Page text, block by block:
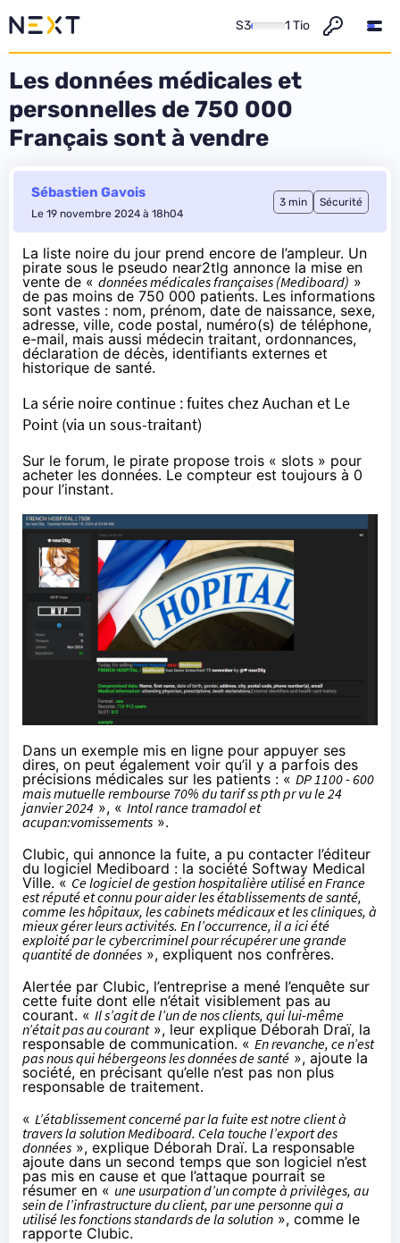
S3 1 Tio
Les données médicales et
personnelles de 750 000
Français sont à vendre
Sébastien Gavois
Le 19 novembre 2024 à 18h04
3 min Sécurité
La liste noire du jour prend encore de l’ampleur. Un
pirate sous le pseudo near2tlg annonce la mise en
vente de « données médicales françaises (Mediboard) »
de pas moins de 750 000 patients. Les informations
sont vastes : nom, prénom, date de naissance, sexe,
adresse, ville, code postal, numéro(s) de téléphone,
e-mail, mais aussi médecin traitant, ordonnances,
déclaration de décès, identifiants externes et
historique de santé.
La série noire continue : fuites chez Auchan et Le
Point (via un sous-traitant)
Sur le forum, le pirate propose trois « slots » pour
acheter les données. Le compteur est toujours à 0
pour l’instant.
Dans un exemple mis en ligne pour appuyer ses
dires, on peut également voir qu’il y a parfois des
précisions médicales sur les patients : « DP 1100 - 600
mais mutuelle rembourse 70% du tarif ss pth pr vu le 24
janvier 2024 », « Intol rance tramadol et
acupan:vomissements ».
Clubic, qui annonce la fuite, a pu contacter l’éditeur
du logiciel Mediboard : la société Softway Medical
Ville. « Ce logiciel de gestion hospitalière utilisé en France
est réputé et connu pour aider les établissements de santé,
comme les hôpitaux, les cabinets médicaux et les cliniques, à
mieux gérer leurs activités. En l’occurrence, il a ici été
exploité par le cybercriminel pour récupérer une grande
quantité de données », expliquent nos confrères.
Alertée par Clubic, l’entreprise a mené l’enquête sur
cette fuite dont elle n’était visiblement pas au
courant. « Il s’agit de l’un de nos clients, qui lui-même
n’était pas au courant», leur explique Déborah Draï, la
responsable de communication. « En revanche, ce n’est
pas nous qui hébergeons les données de santé », ajoute la
société, en précisant qu’elle n’est pas non plus
responsable de traitement.
« L’établissement concerné par la fuite est notre client à
travers la solution Mediboard. Cela touche l’export des
données », explique Déborah Draï. La responsable
ajoute dans un second temps que son logiciel n’est
pas mis en cause et que l’attaque pourrait se
résumer en « une usurpation d’un compte à privilèges, au
sein de l’infrastructure du client, par une personne qui a
utilisé les fonctions standards de la solution », comme le
rapporte Clubic.